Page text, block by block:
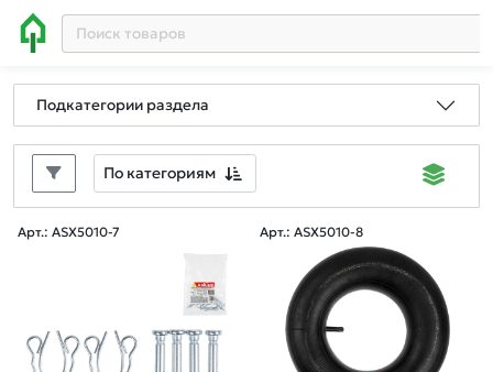
Подкатегории раздела
По категориям
Арт.: ASX5010-7 Арт.: ASX5010-8